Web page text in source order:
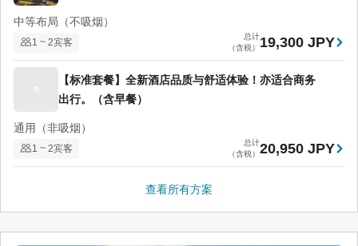
中等布局（不吸烟）
1 ~ 2宾客
总计
（含税） 19,300 JPY
【标准套餐】全新酒店品质与舒适体验！亦适合商务
出行。（含早餐）
通用（非吸烟）
1 ~ 2宾客
总计
（含税） 20,950 JPY
查看所有方案